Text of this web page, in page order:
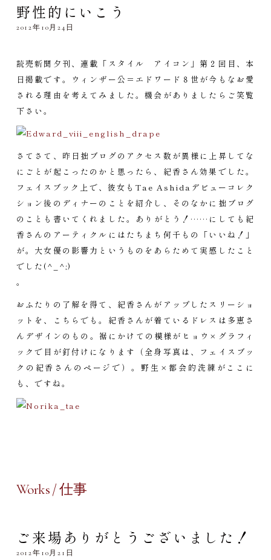
野性的にいこう
2012年10月24日
読売新聞夕刊、連載「スタイル アイコン」第２回目、本
日掲載です。ウィンザー公＝エドワード８世が今もなお愛
される理由を考えてみました。機会がありましたらご笑覧
下さい。
さてさて、昨日拙ブログのアクセス数が異様に上昇してな
にごとが起こったのかと思ったら、紀香さん効果でした。
フェイスブック上で、彼女もTae Ashidaデビューコレク
ション後のディナーのことを紹介し、そのなかに拙ブログ
のことも書いてくれました。ありがとう！……にしても紀
香さんのアーティクルにはたちまち何千もの「いいね！」
が。大女優の影響力というものをあらためて実感したこと
でした(^_^;)
。
おふたりの了解を得て、紀香さんがアップしたスリーショ
ットを、こちらでも。紀香さんが着ているドレスは多恵さ
んデザインのもの。裾にかけての模様がヒョウ×グラフィ
ックで目が釘付けになります（全身写真は、フェイスブッ
クの紀香さんのページで）。野生×都会的洗練がここに
も、ですね。
Works / 仕事
ご来場ありがとうございました！
2012年10月21日